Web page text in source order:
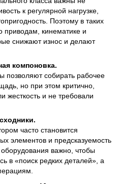
к регулярной нагрузке,
Поэтому в таких
приводам, кинематике и
снижают износ и делают
компоновка.
собирать рабочее
но при этом критично,
жесткость и не требовали
часто становится
элементов и предсказуемость
важно, чтобы
в «поиск редких деталей», а